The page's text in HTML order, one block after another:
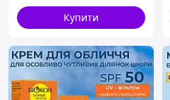
засмаги 150мл
Купити